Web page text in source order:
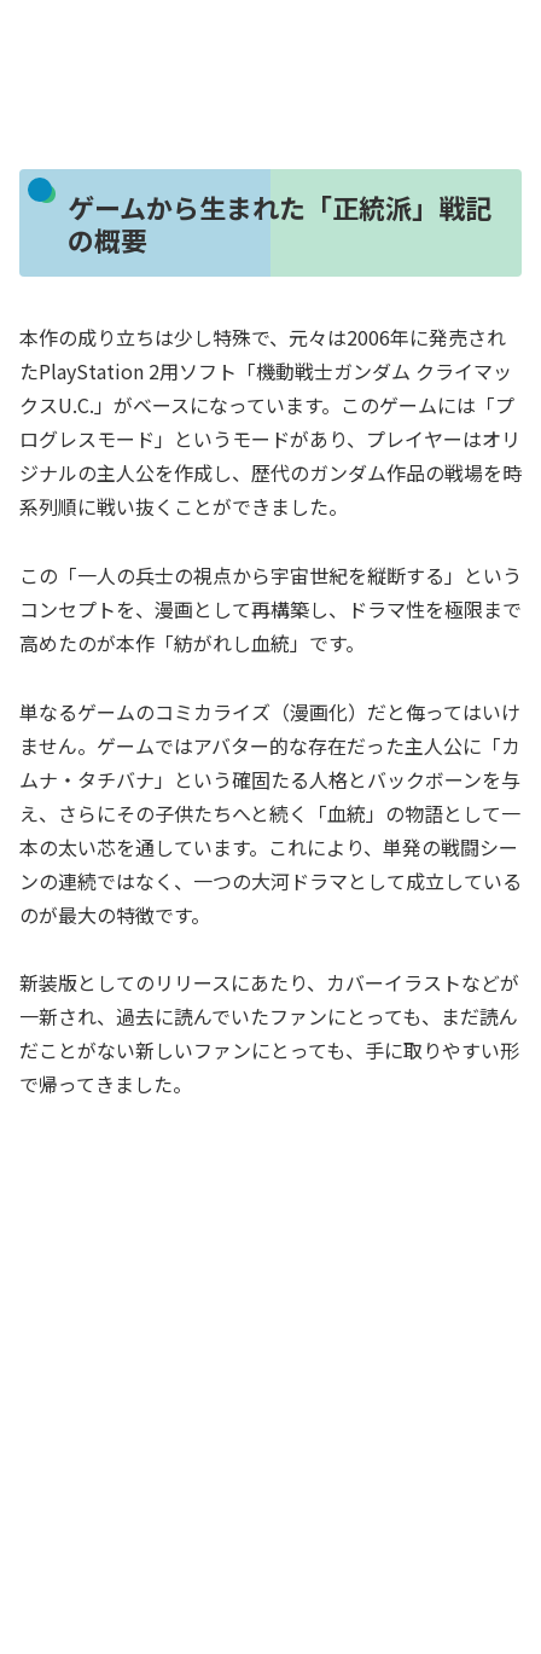
ゲームから生まれた「正統派」戦記
の概要
本作の成り立ちは少し特殊で、元々は2006年に発売され
たPlayStation 2用ソフト「機動戦士ガンダム クライマッ
クスU.C.」がベースになっています。このゲームには「プ
ログレスモード」というモードがあり、プレイヤーはオリ
ジナルの主人公を作成し、歴代のガンダム作品の戦場を時
系列順に戦い抜くことができました。
この「一人の兵士の視点から宇宙世紀を縦断する」という
コンセプトを、漫画として再構築し、ドラマ性を極限まで
高めたのが本作「紡がれし血統」です。
単なるゲームのコミカライズ（漫画化）だと侮ってはいけ
ません。ゲームではアバター的な存在だった主人公に「カ
ムナ・タチバナ」という確固たる人格とバックボーンを与
え、さらにその子供たちへと続く「血統」の物語として一
本の太い芯を通しています。これにより、単発の戦闘シー
ンの連続ではなく、一つの大河ドラマとして成立している
のが最大の特徴です。
新装版としてのリリースにあたり、カバーイラストなどが
一新され、過去に読んでいたファンにとっても、まだ読ん
だことがない新しいファンにとっても、手に取りやすい形
で帰ってきました。